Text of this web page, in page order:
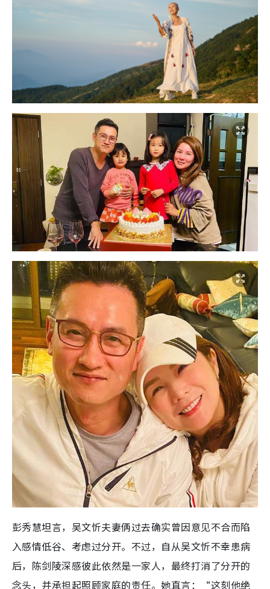
彭秀慧坦言，吴文忻夫妻俩过去确实曾因意见不合而陷
入感情低谷、考虑过分开。不过，自从吴文忻不幸患病
后，陈剑陵深感彼此依然是一家人，最终打消了分开的
念头，并承担起照顾家庭的责任。她直言：“这刻他绝